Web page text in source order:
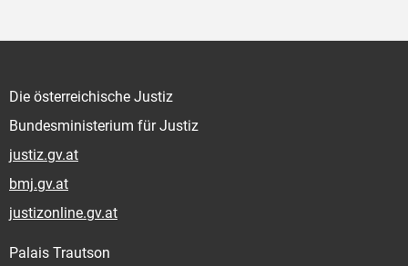
Die österreichische Justiz
Bundesministerium für Justiz
justiz.gv.at
bmj.gv.at
justizonline.gv.at
Palais Trautson